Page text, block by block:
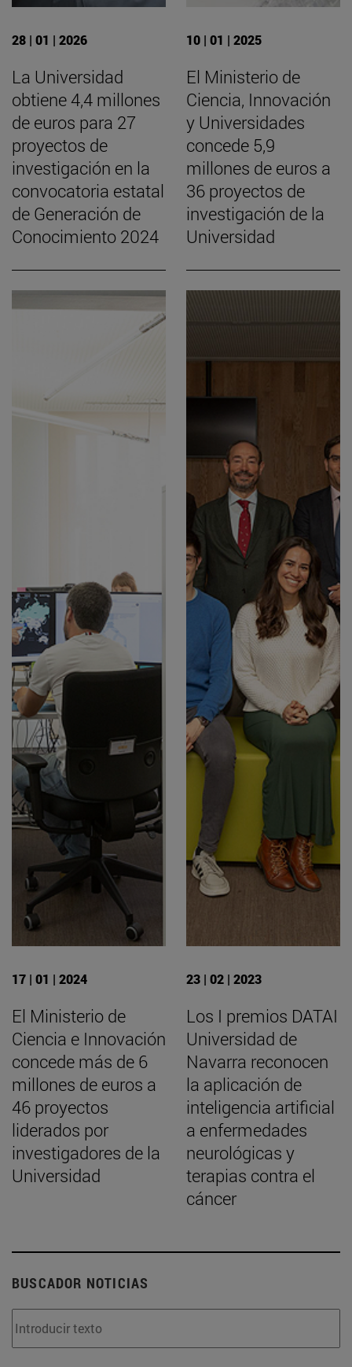
28 | 01 | 2026
La Universidad
obtiene 4,4 millones
de euros para 27
proyectos de
investigación en la
convocatoria estatal
de Generación de
Conocimiento 2024
10 | 01 | 2025
El Ministerio de
Ciencia, Innovación
y Universidades
concede 5,9
millones de euros a
36 proyectos de
investigación de la
Universidad
17 | 01 | 2024
El Ministerio de
Ciencia e Innovación
concede más de 6
millones de euros a
46 proyectos
liderados por
investigadores de la
Universidad
23 | 02 | 2023
Los I premios DATAI
Universidad de
Navarra reconocen
la aplicación de
inteligencia artificial
a enfermedades
neurológicas y
terapias contra el
cáncer
BUSCADOR NOTICIAS